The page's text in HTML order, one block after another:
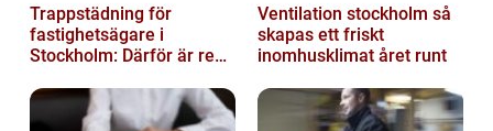
Trappstädning för
fastighetsägare i
Stockholm: Därför är rena
investering
Ventilation stockholm så
skapas ett friskt
inomhusklimat året runt